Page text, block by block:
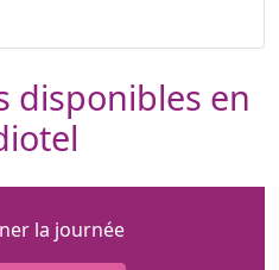
disponibles en
la journée